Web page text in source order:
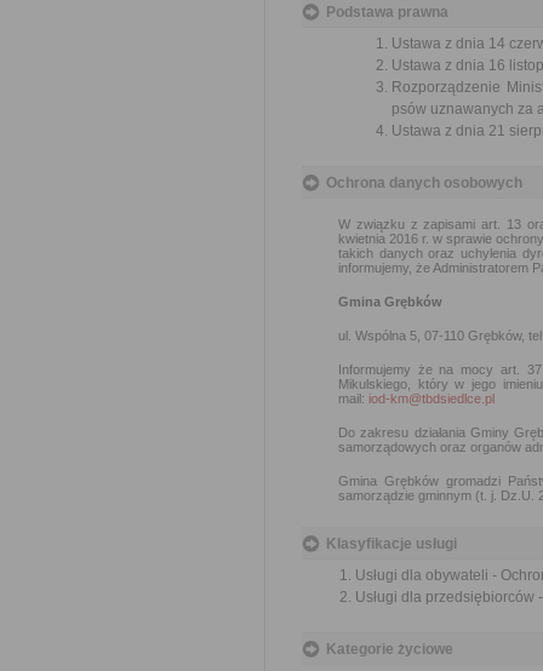
Podstawa prawna
Ustawa z dnia 14
Ustawa z dnia 16
Rozporządzenie
psów uznawanych za
Ustawa z dnia 21
Ochrona danych osobowych
W związku z zapisami art. 13
kwietnia 2016 r. w sprawie
takich danych oraz uchylenia
informujemy, że Administratorem
Gmina Grębków
ul. Wspólna 5, 07-110 Grębków,
Informujemy że na mocy art.
Mikulskiego, który w jego
mail: iod-km@tbdsiedlce.pl
Do zakresu działania Gminy
samorządowych oraz organów
Gmina Grębków gromadzi
samorządzie gminnym (t. j. Dz.U.
Klasyfikacje usługi
Usługi dla obywateli -
Usługi dla przedsiębiorców
Kategorie życiowe